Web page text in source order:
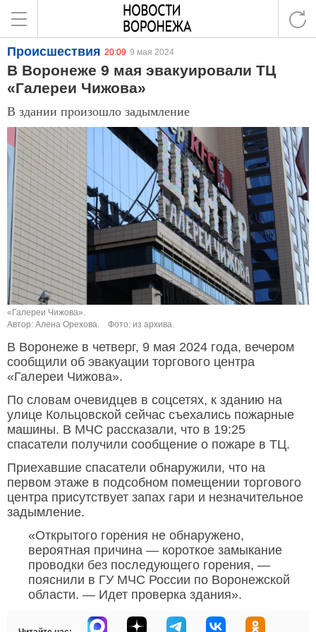
Происшествия 20:09 9 мая 2024
В Воронеже 9 мая эвакуировали ТЦ
«Галереи Чижова»
В здании произошло задымление
«Галереи Чижова».
Автор: Алена Орехова.
Фото: из архива.
В Воронеже в четверг, 9 мая 2024 года, вечером
сообщили об эвакуации торгового центра
«Галереи Чижова».
По словам очевидцев в соцсетях, к зданию на
улице Кольцовской сейчас съехались пожарные
машины. В МЧС рассказали, что в 19:25
спасатели получили сообщение о пожаре в ТЦ.
Приехавшие спасатели обнаружили, что на
первом этаже в подсобном помещении торгового
центра присутствует запах гари и незначительное
задымление.
«Открытого горения не обнаружено,
вероятная причина — короткое замыкание
проводки без последующего горения, —
пояснили в ГУ МЧС России по Воронежской
области. — Идет проверка здания».